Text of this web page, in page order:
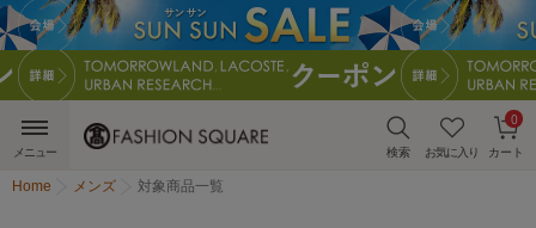
検索 お気に入り カート
0
メニュー
Home メンズ 対象商品一覧